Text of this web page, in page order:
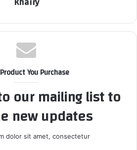
You Purchase
our mailing list to
new updates!
dolor sit amet, consectetur.